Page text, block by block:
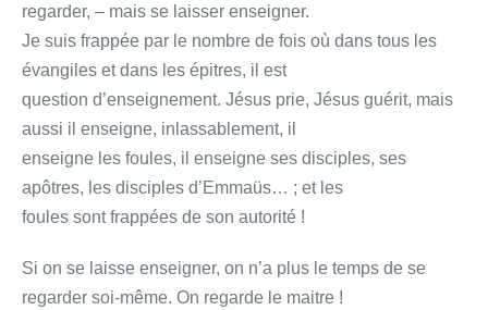
regarder, – mais se laisser enseigner.
Je suis frappée par le nombre de fois où dans tous les
évangiles et dans les épitres, il est
question d’enseignement. Jésus prie, Jésus guérit, mais
aussi il enseigne, inlassablement, il
enseigne les foules, il enseigne ses disciples, ses
apôtres, les disciples d’Emmaüs… ; et les
foules sont frappées de son autorité !
Si on se laisse enseigner, on n’a plus le temps de se
regarder soi-même. On regarde le maitre !